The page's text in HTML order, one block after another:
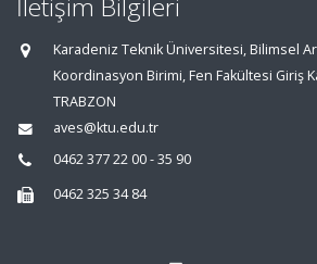
İletişim Bilgileri
Karadeniz Teknik Üniversitesi, Bilimsel
Koordinasyon Birimi, Fen Fakültesi Giriş
TRABZON
aves@ktu.edu.tr
0462 377 22 00 - 35 90
0462 325 34 84